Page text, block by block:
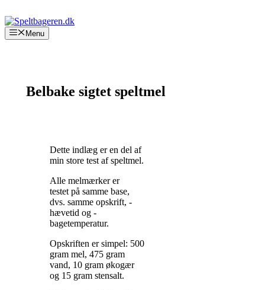
Hop
til
indhold
Menu
Belbake sigtet speltmel
Dette indlæg er en del af
min store test af speltmel.
Alle melmærker er
testet på samme base,
dvs. samme opskrift, -
hævetid og -
bagetemperatur.
Opskriften er simpel: 500
gram mel, 475 gram
vand, 10 gram økogær
og 15 gram stensalt.